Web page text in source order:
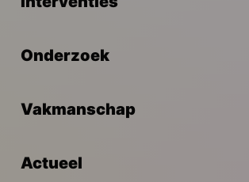
Onderzoek
Vakmanschap
Actueel